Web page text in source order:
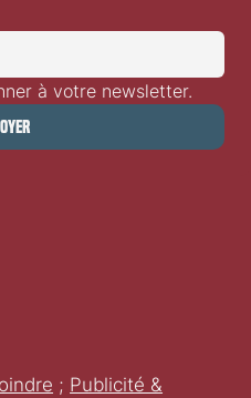
à votre newsletter.
; Publicité &